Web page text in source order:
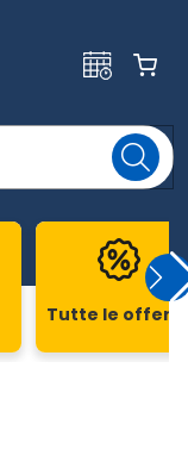
Tutte le